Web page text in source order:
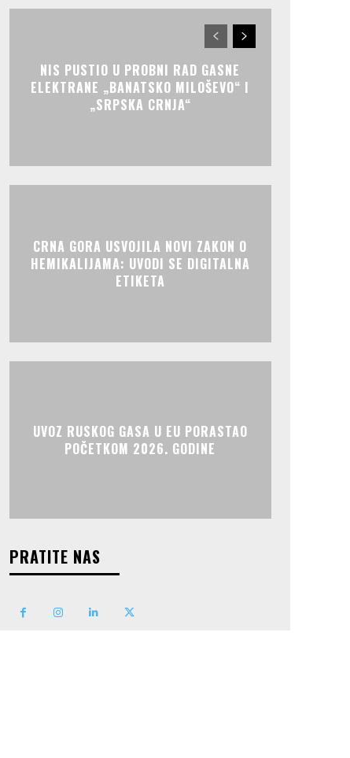
NIS PUSTIO U PROBNI RAD GASNE
ELEKTRANE „BANATSKO MILOŠEVO“ I
„SRPSKA CRNJA“
CRNA GORA USVOJILA NOVI ZAKON O
HEMIKALIJAMA: UVODI SE DIGITALNA
ETIKETA
UVOZ RUSKOG GASA U EU PORASTAO
POČETKOM 2026. GODINE
PRATITE NAS